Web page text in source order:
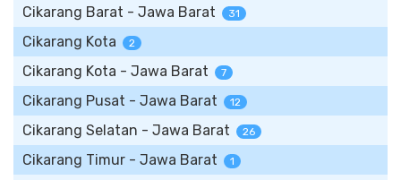
Cikarang Barat - Jawa Barat 31
Cikarang Kota 2
Cikarang Kota - Jawa Barat 7
Cikarang Pusat - Jawa Barat 12
Cikarang Selatan - Jawa Barat 26
Cikarang Timur - Jawa Barat 1